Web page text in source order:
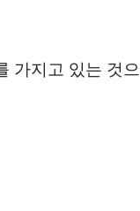
가지고 있는 것